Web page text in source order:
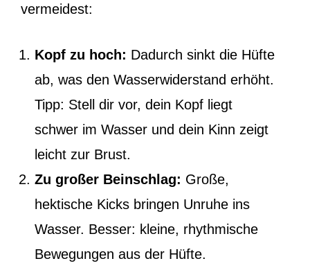
vermeidest:
Kopf zu hoch: Dadurch sinkt die Hüfte
ab, was den Wasserwiderstand erhöht.
Tipp: Stell dir vor, dein Kopf liegt
schwer im Wasser und dein Kinn zeigt
leicht zur Brust.
Zu großer Beinschlag: Große,
hektische Kicks bringen Unruhe ins
Wasser. Besser: kleine, rhythmische
Bewegungen aus der Hüfte.